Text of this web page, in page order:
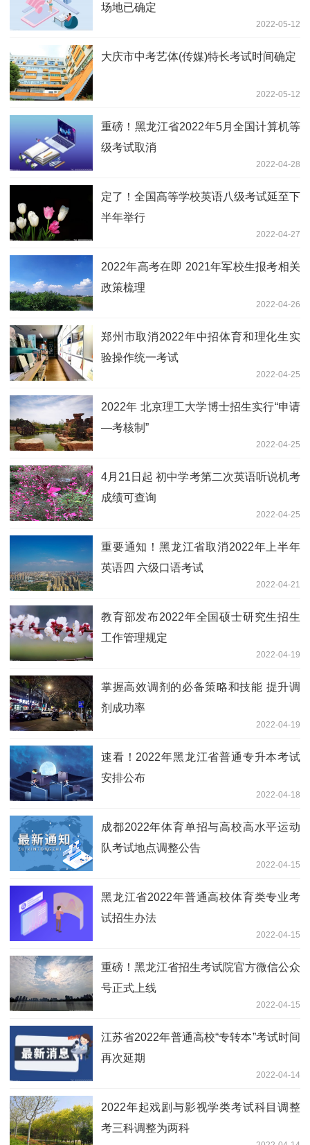
场地已确定
2022-05-12
大庆市中考艺体(传媒)特长考试时间确定
2022-05-12
重磅！黑龙江省2022年5月全国计算机等
级考试取消
2022-04-28
定了！全国高等学校英语八级考试延至下
半年举行
2022-04-27
2022年高考在即 2021年军校生报考相关
政策梳理
2022-04-26
郑州市取消2022年中招体育和理化生实
验操作统一考试
2022-04-25
2022年 北京理工大学博士招生实行“申请
—考核制”
2022-04-25
4月21日起 初中学考第二次英语听说机考
成绩可查询
2022-04-25
重要通知！黑龙江省取消2022年上半年
英语四 六级口语考试
2022-04-21
教育部发布2022年全国硕士研究生招生
工作管理规定
2022-04-19
掌握高效调剂的必备策略和技能 提升调
剂成功率
2022-04-19
速看！2022年黑龙江省普通专升本考试
安排公布
2022-04-18
成都2022年体育单招与高校高水平运动
队考试地点调整公告
2022-04-15
黑龙江省2022年普通高校体育类专业考
试招生办法
2022-04-15
重磅！黑龙江省招生考试院官方微信公众
号正式上线
2022-04-15
江苏省2022年普通高校“专转本”考试时间
再次延期
2022-04-14
2022年起戏剧与影视学类考试科目调整
考三科调整为两科